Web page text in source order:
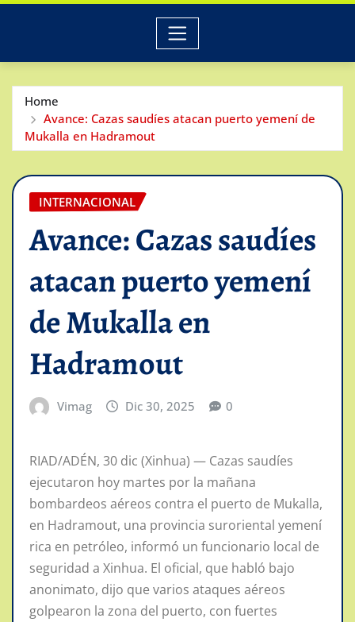
Home
Avance: Cazas saudíes atacan puerto yemení de
Mukalla en Hadramout
INTERNACIONAL
Avance: Cazas saudíes
atacan puerto yemení
de Mukalla en
Hadramout
Vimag Dic 30, 2025 0
RIAD/ADÉN, 30 dic (Xinhua) — Cazas saudíes
ejecutaron hoy martes por la mañana
bombardeos aéreos contra el puerto de Mukalla,
en Hadramout, una provincia suroriental yemení
rica en petróleo, informó un funcionario local de
seguridad a Xinhua. El oficial, que habló bajo
anonimato, dijo que varios ataques aéreos
golpearon la zona del puerto, con fuertes